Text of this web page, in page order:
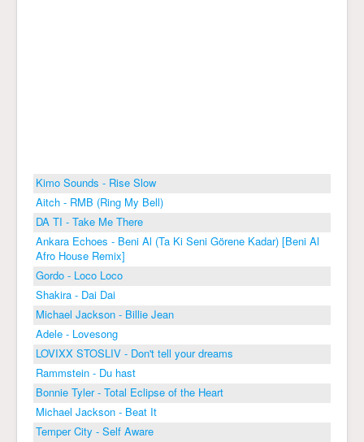
Kimo Sounds - Rise Slow
Aitch - RMB (Ring My Bell)
DA TI - Take Me There
Ankara Echoes - Beni Al (Ta Ki Seni Görene Kadar) [Beni Al
Afro House Remix]
Gordo - Loco Loco
Shakira - Dai Dai
Michael Jackson - Billie Jean
Adele - Lovesong
LOVIXX STOSLIV - Don't tell your dreams
Rammstein - Du hast
Bonnie Tyler - Total Eclipse of the Heart
Michael Jackson - Beat It
Temper City - Self Aware